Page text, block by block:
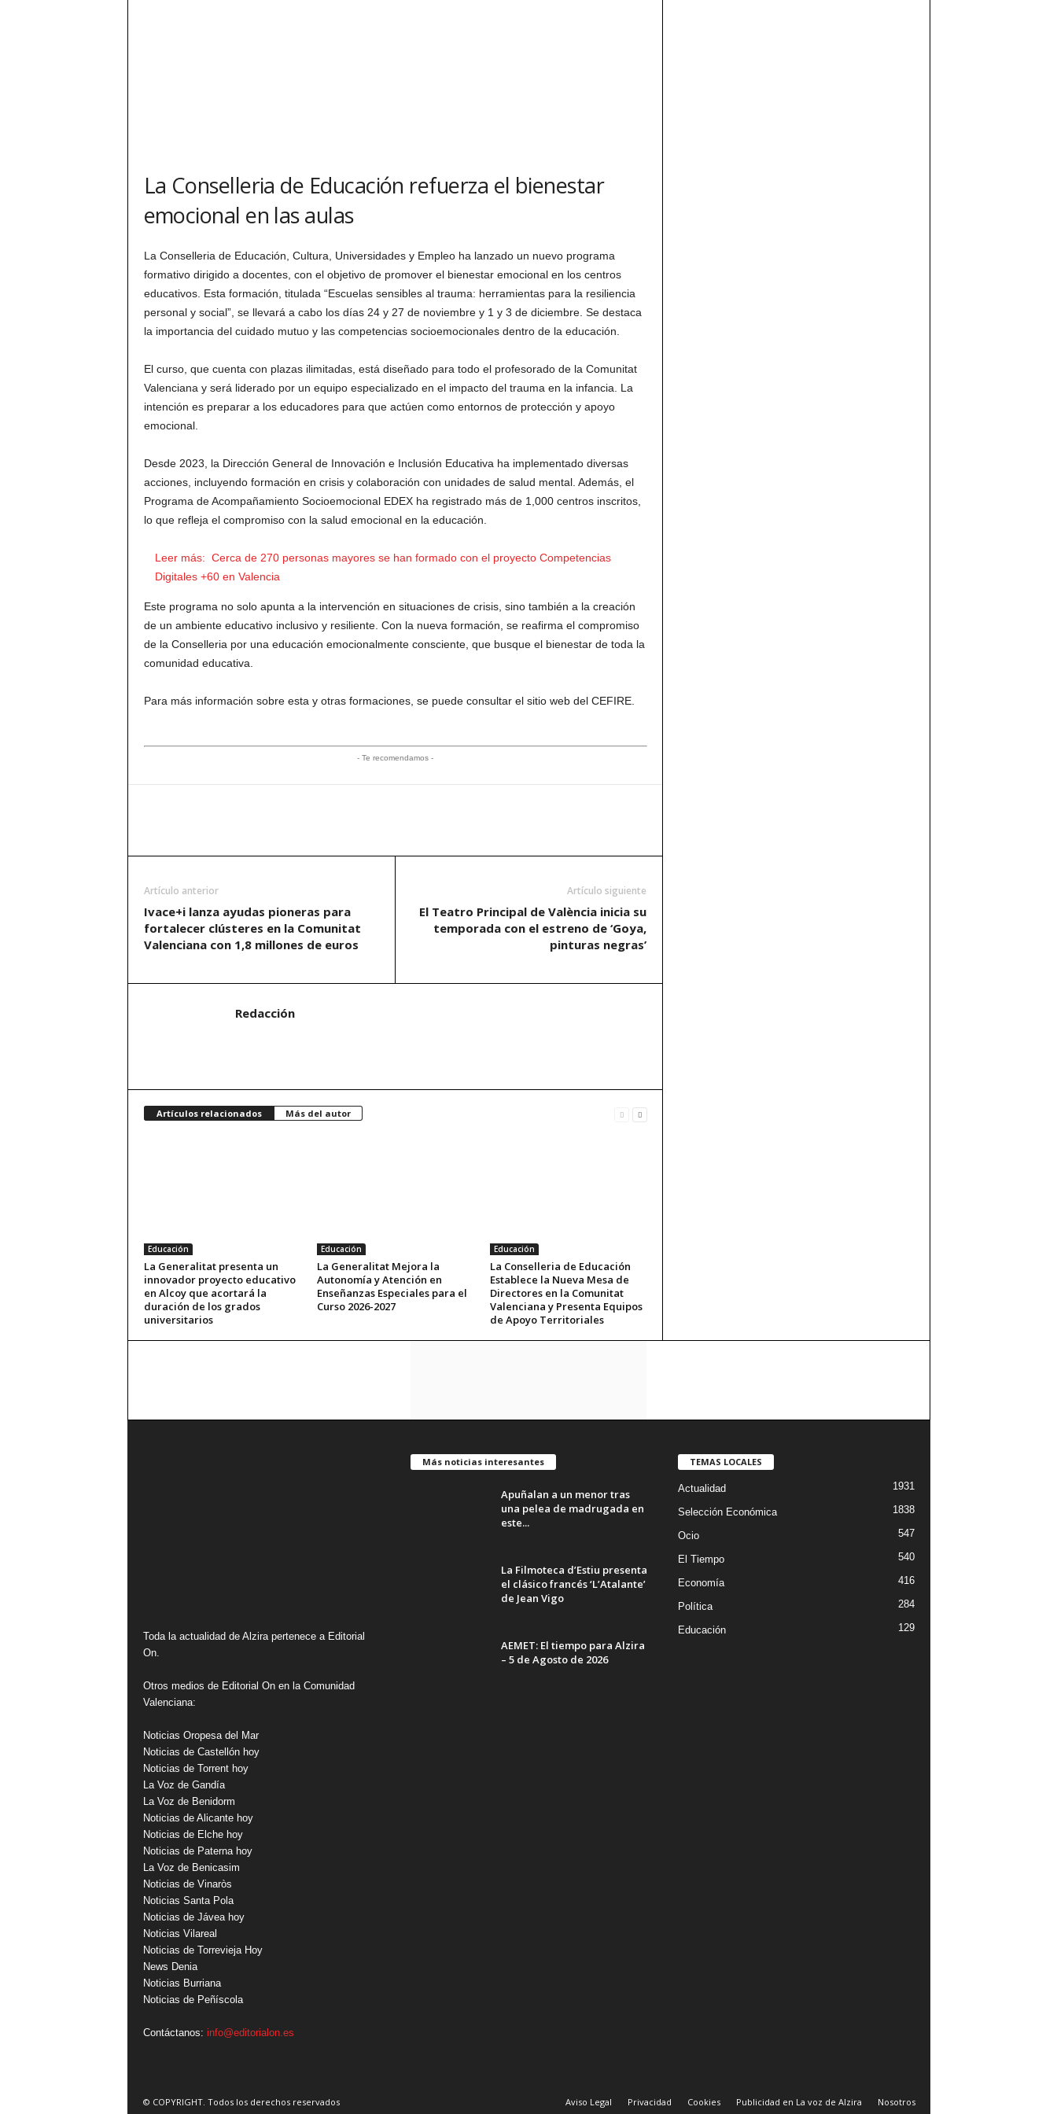
La Conselleria de Educación refuerza el bienestar
emocional en las aulas
La Conselleria de Educación, Cultura, Universidades y Empleo ha lanzado un nuevo programa
formativo dirigido a docentes, con el objetivo de promover el bienestar emocional en los centros
educativos. Esta formación, titulada “Escuelas sensibles al trauma: herramientas para la resiliencia
personal y social”, se llevará a cabo los días 24 y 27 de noviembre y 1 y 3 de diciembre. Se destaca
la importancia del cuidado mutuo y las competencias socioemocionales dentro de la educación.
El curso, que cuenta con plazas ilimitadas, está diseñado para todo el profesorado de la Comunitat
Valenciana y será liderado por un equipo especializado en el impacto del trauma en la infancia. La
intención es preparar a los educadores para que actúen como entornos de protección y apoyo
emocional.
Desde 2023, la Dirección General de Innovación e Inclusión Educativa ha implementado diversas
acciones, incluyendo formación en crisis y colaboración con unidades de salud mental. Además, el
Programa de Acompañamiento Socioemocional EDEX ha registrado más de 1,000 centros inscritos,
lo que refleja el compromiso con la salud emocional en la educación.
Leer más: Cerca de 270 personas mayores se han formado con el proyecto Competencias
Digitales +60 en Valencia
Este programa no solo apunta a la intervención en situaciones de crisis, sino también a la creación
de un ambiente educativo inclusivo y resiliente. Con la nueva formación, se reafirma el compromiso
de la Conselleria por una educación emocionalmente consciente, que busque el bienestar de toda la
comunidad educativa.
Para más información sobre esta y otras formaciones, se puede consultar el sitio web del CEFIRE.
- Te recomendamos -
Artículo anterior
Ivace+i lanza ayudas pioneras para
fortalecer clústeres en la Comunitat
Valenciana con 1,8 millones de euros
Artículo siguiente
El Teatro Principal de València inicia su
temporada con el estreno de ‘Goya,
pinturas negras’
Redacción
Artículos relacionados Más del autor
Educación
La Generalitat presenta un
innovador proyecto educativo
en Alcoy que acortará la
duración de los grados
universitarios
Educación
La Generalitat Mejora la
Autonomía y Atención en
Enseñanzas Especiales para el
Curso 2026-2027
Educación
La Conselleria de Educación
Establece la Nueva Mesa de
Directores en la Comunitat
Valenciana y Presenta Equipos
de Apoyo Territoriales
Toda la actualidad de Alzira pertenece a Editorial
On.
Otros medios de Editorial On en la Comunidad
Valenciana:
Noticias Oropesa del Mar
Noticias de Castellón hoy
Noticias de Torrent hoy
La Voz de Gandía
La Voz de Benidorm
Noticias de Alicante hoy
Noticias de Elche hoy
Noticias de Paterna hoy
La Voz de Benicasim
Noticias de Vinaròs
Noticias Santa Pola
Noticias de Jávea hoy
Noticias Vilareal
Noticias de Torrevieja Hoy
News Denia
Noticias Burriana
Noticias de Peñíscola
Contáctanos: info@editorialon.es
Más noticias interesantes
Apuñalan a un menor tras
una pelea de madrugada en
este...
La Filmoteca d’Estiu presenta
el clásico francés ‘L’Atalante’
de Jean Vigo
AEMET: El tiempo para Alzira
– 5 de Agosto de 2026
TEMAS LOCALES
Actualidad 1931
Selección Económica 1838
Ocio 547
El Tiempo 540
Economía 416
Política 284
Educación 129
Aviso Legal Privacidad Cookies Publicidad en La voz de Alzira Nosotros
© COPYRIGHT. Todos los derechos reservados